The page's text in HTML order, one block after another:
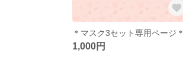
＊マスク3セット専用ページ＊
1,000円